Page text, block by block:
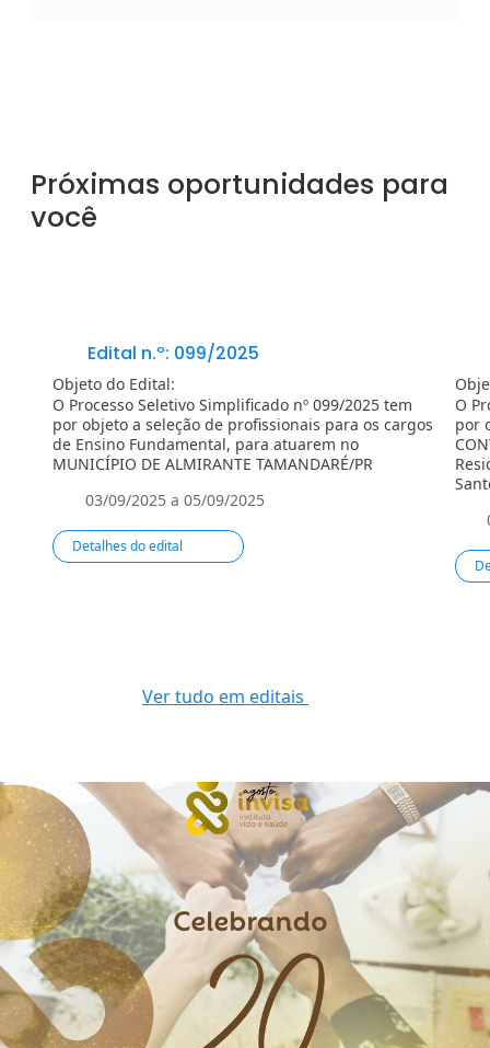
Próximas oportunidades para
você
Edital n.º: 099/2025
Objeto do Edital:
O Processo Seletivo Simplificado nº 099/2025 tem
por objeto a seleção de profissionais para os cargos
de Ensino Fundamental, para atuarem no
MUNICÍPIO DE ALMIRANTE TAMANDARÉ/PR
03/09/2025 a 05/09/2025
Detalhes do edital
O
por
Ver tudo em editais